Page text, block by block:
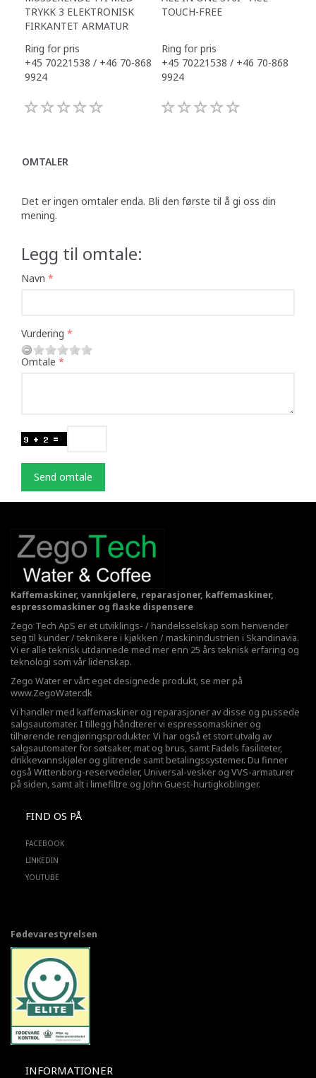
TRYKK 3 ELEKTRONISK
FIRKANTET ARMATUR
Ring for pris
+45 70221538 / +46 70-868
9924
TOUCH-FREE
Ring for pris
+45 70221538 / +46 70-868
9924
OMTALER
Det er ingen omtaler enda. Bli den første til å gi oss din
mening.
Legg til omtale:
Navn
Vurdering
Omtale
Send omtale
Kaffemaskiner, vannkjølere, reparasjoner, kaffemaskiner,
espressomaskiner og flaske dispensere
Zego Tech ApS er et utviklings- / handelsselskap som henvender
seg til kunder / teknikere i kjøkken / maskinindustrien i Skandinavia.
Vi er alle teknisk utdannede med mer enn 25 års teknisk erfaring og
teknologi som vår lidenskap.
Zego Water er vårt eget designede produkt, se mer på
www.ZegoWater.dk
Vi handler med kaffemaskiner og reparasjoner av disse og pussede
salgsautomater. I tillegg håndterer vi espressomaskiner og
tilhørende rengjøringsprodukter. Vi har også et stort utvalg av
salgsautomater for søtsaker, mat og brus, samt Fadøls fasiliteter,
drikkevannskjøler og glitrende samt betalingssystemer. Du finner
også Wittenborg-reservedeler, Universal-vesker og VVS-armaturer
på siden, samt alt i limefiltre og John Guest-hurtigkoblinger.
FIND OS PÅ
FACEBOOK
LINKEDIN
YOUTUBE
Fødevarestyrelsen
INFORMATIONER